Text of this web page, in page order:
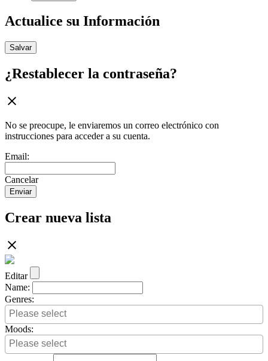
Actualice su Información
Salvar
¿Restablecer la contraseña?
No se preocupe, le enviaremos un correo electrónico con
instrucciones para acceder a su cuenta.
Email:
Cancelar
Enviar
Crear nueva lista
Editar
Name:
Genres:
Moods: